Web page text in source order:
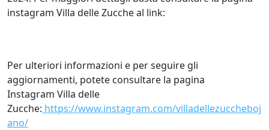
instagram Villa delle Zucche al link:
Per ulteriori informazioni e per seguire gli
aggiornamenti, potete consultare la pagina
Instagram Villa delle
Zucche: https://www.instagram.com/villadellezuccheboj
ano/